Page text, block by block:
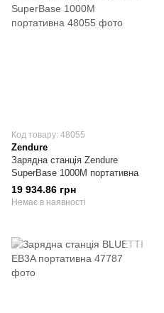
Код товару: 48055
Zendure
Зарядна станція Zendure
SuperBase 1000M портативна
19 934.86 грн
Немає в наявності